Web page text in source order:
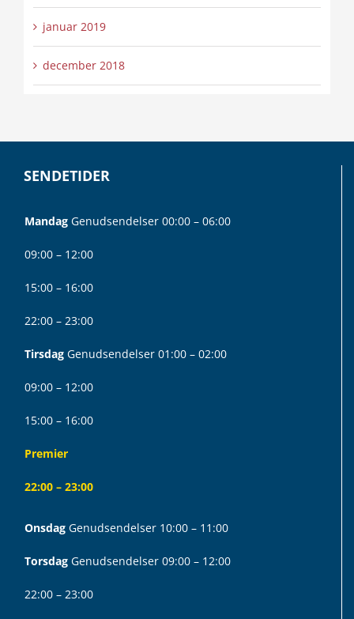
januar 2019
december 2018
SENDETIDER
Mandag Genudsendelser 00:00 – 06:00
09:00 – 12:00
15:00 – 16:00
22:00 – 23:00
Tirsdag Genudsendelser 01:00 – 02:00
09:00 – 12:00
15:00 – 16:00
Premier
22:00 – 23:00
Onsdag Genudsendelser 10:00 – 11:00
Torsdag Genudsendelser 09:00 – 12:00
22:00 – 23:00